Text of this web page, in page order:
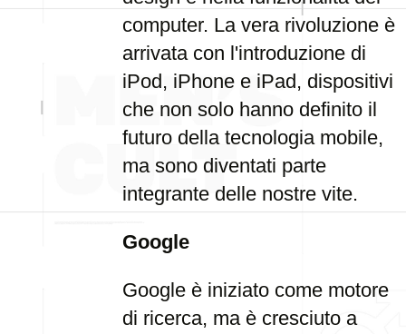
computer. La vera rivoluzione è
arrivata con l'introduzione di
iPod, iPhone e iPad, dispositivi
che non solo hanno definito il
futuro della tecnologia mobile,
ma sono diventati parte
integrante delle nostre vite.
Google
Google è iniziato come motore
di ricerca, ma è cresciuto a